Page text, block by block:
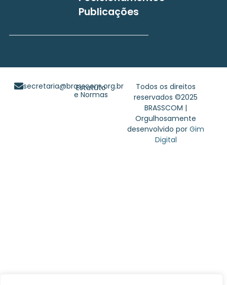
Publicações
Todos os direitos
reservados ©2025
BRASSCOM |
Orgulhosamente
desenvolvido porGim
Digital
secretaria@brasscom.org.br
Estatuto
e Normas